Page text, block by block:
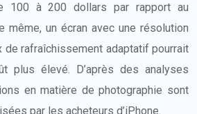
100 à 200 dollars par rapport au
même, un écran avec une résolution
de rafraîchissement adaptatif pourrait
plus élevé. D’après des analyses
en matière de photographie sont
par les acheteurs d’iPhone.